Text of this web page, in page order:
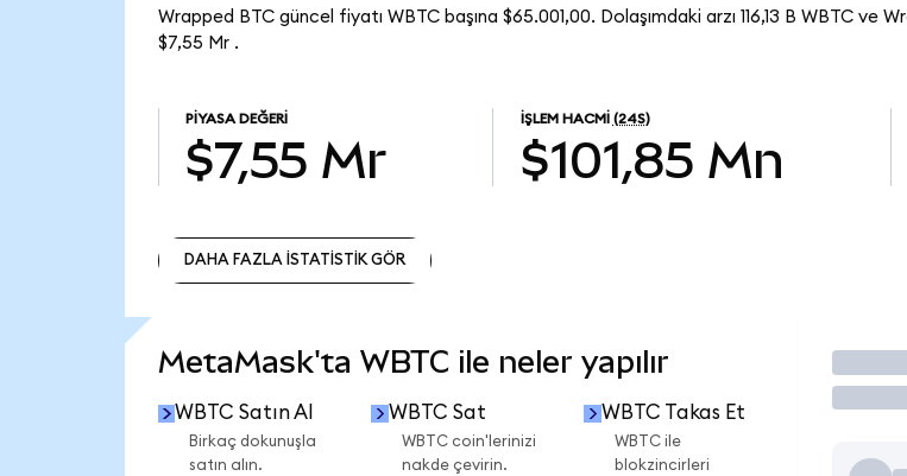
Wrapped BTC güncel fiyatı WBTC başına $65.001,00. Dolaşımdaki arzı 116,13 B WBTC ve
$7,55 Mr .
PIYASA DEĞERI
$7,55 Mr
İŞLEM HACMI (24S)
$101,85 Mn
DAHA FAZLA İSTATİSTİK GÖR
MetaMask'ta WBTC ile neler yapılır
WBTC Satın Al
Birkaç dokunuşla
satın alın.
WBTC Sat
WBTC coin'lerinizi
nakde çevirin.
WBTC Takas Et
WBTC ile
blokzincirleri